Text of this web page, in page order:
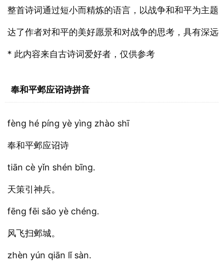
整首诗词通过短小而精炼的语言，以战争和和平为主
达了作者对和平的美好愿景和对战争的思考，具有深
* 此内容来自古诗词爱好者，仅供参考
奉和平邺应诏诗拼音
fèng hé píng yè yìng zhào shī
奉和平邺应诏诗
tiān cè yǐn shén bīng.
天策引神兵。
fēng fēi sǎo yè chéng.
风飞扫邺城。
zhèn yún qiān lǐ sàn.